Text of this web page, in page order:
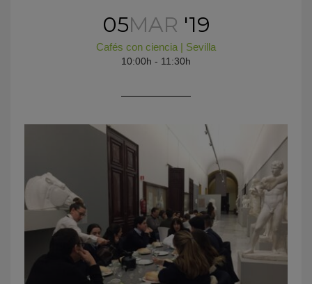
05MAR '19
Cafés con ciencia | Sevilla
10:00h - 11:30h